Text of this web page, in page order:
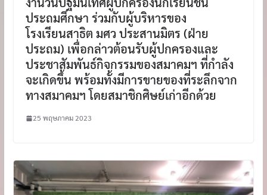
ประถมศึกษา ร่วมกับผู้บริหารของ
โรงเรียนสาธิต มศว ประสานมิตร (ฝ่าย
ประถม) เพื่อกล่าวต้อนรับผู้ปกครองและ
ประชาสัมพันธ์กิจกรรมของสมาคมฯ ที่กำลัง
จะเกิดขึ้น พร้อมทั้งมีการขายของที่ระลึกจาก
ทางสมาคมฯ โดยสมาชิกศิษย์เก่าอีกด้วย
25 พฤษภาคม 2023